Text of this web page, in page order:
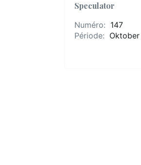
Speculator
Numéro: 147
Période: